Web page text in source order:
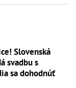
Slovenská
svadbu s
sa dohodnúť